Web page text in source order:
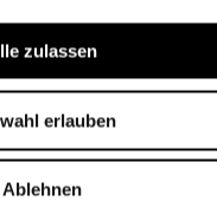
zulassen
erlauben
Ablehnen
première vue constituer
d’effets indésirables que
livraison n’incite ni
dans la production de
dans ce